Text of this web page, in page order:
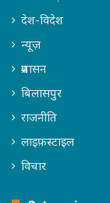
देश-विदेश
न्यूज़
प्रशासन
बिलासपुर
राजनीति
लाइफ़स्टाइल
विचार